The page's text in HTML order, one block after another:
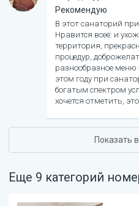
Рекомендую
В этот санаторий
Нравится всеё: и
территория,
процедур,
разнообразное меню
этом году при
богатым спектром
хочется отметить,
Показать
Еще 9 категорий